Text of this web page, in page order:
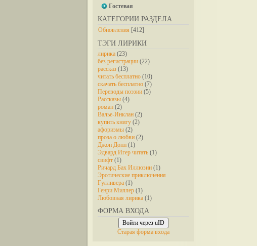
Гостевая
КАТЕГОРИИ РАЗДЕЛА
Обновления [412]
ТЭГИ ЛИРИКИ
лирика (23)
без регистрации (22)
рассказ (13)
читать бесплатно (10)
скачать бесплатно (7)
Переводы поэзии (5)
Рассказы (4)
роман (2)
Валье-Инклан (2)
купить книгу (2)
афоризмы (2)
проза о любви (2)
Джон Донн (1)
Эдвард Игер читать (1)
свифт (1)
Ричард Бах Иллюзии (1)
Эротические приключения
Гулливера (1)
Генри Миллер (1)
Любовная лирика (1)
ФОРМА ВХОДА
Войти через uID
Старая форма входа